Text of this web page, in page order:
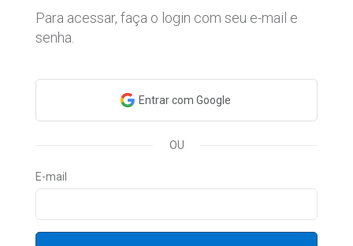
Para acessar, faça o login com seu e-mail e
senha.
Entrar com Google
OU
E-mail